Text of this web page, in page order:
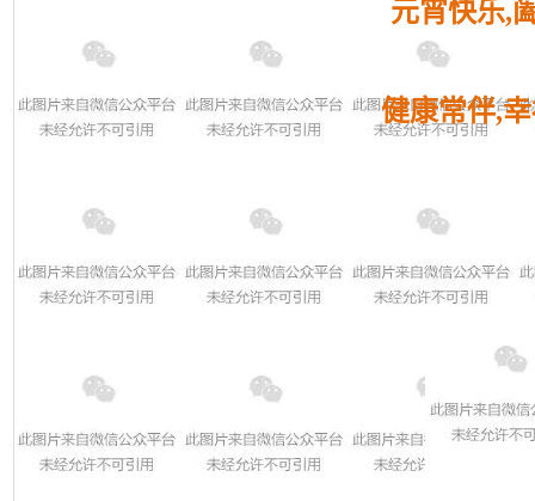
元宵快乐,
健康常伴,